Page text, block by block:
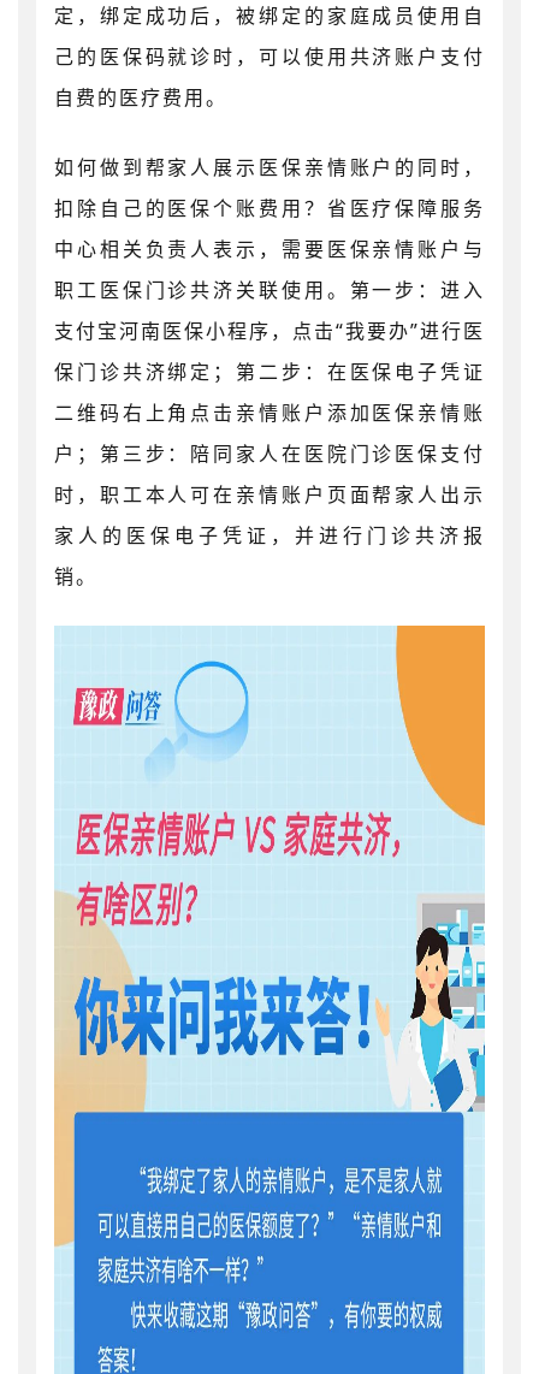
定，绑定成功后，被绑定的家庭成员使用自
己的医保码就诊时，可以使用共济账户支付
自费的医疗费用。
如何做到帮家人展示医保亲情账户的同时，
扣除自己的医保个账费用？省医疗保障服务
中心相关负责人表示，需要医保亲情账户与
职工医保门诊共济关联使用。第一步：进入
支付宝河南医保小程序，点击“我要办”进行医
保门诊共济绑定；第二步：在医保电子凭证
二维码右上角点击亲情账户添加医保亲情账
户；第三步：陪同家人在医院门诊医保支付
时，职工本人可在亲情账户页面帮家人出示
家人的医保电子凭证，并进行门诊共济报
销。